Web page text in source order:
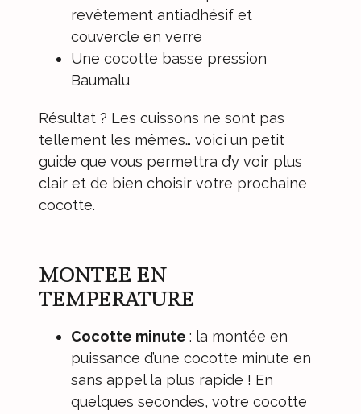
revêtement antiadhésif et
couvercle en verre
Une cocotte basse pression
Baumalu
Résultat ? Les cuissons ne sont pas
tellement les mêmes… voici un petit
guide que vous permettra d’y voir plus
clair et de bien choisir votre prochaine
cocotte.
MONTEE EN
TEMPERATURE
Cocotte minute : la montée en
puissance d’une cocotte minute en
sans appel la plus rapide ! En
quelques secondes, votre cocotte